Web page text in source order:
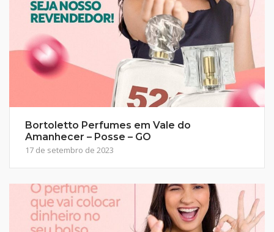
Bortoletto Perfumes em Vale do
Amanhecer – Posse – GO
17 de setembro de 2023